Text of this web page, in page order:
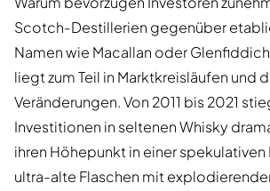
Scotch-Destillerien gegenüber
Namen wie Macallan oder
liegt zum Teil in Marktkreisläufen und
Veränderungen. Von 2011 bis 2021
Investitionen in seltenen Whisky
ihren Höhepunkt in einer spekulativen
ultra-alte Flaschen mit